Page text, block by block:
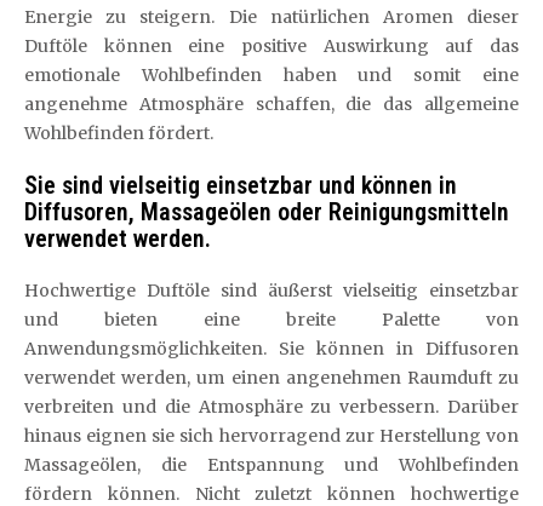
Energie zu steigern. Die natürlichen Aromen dieser
Duftöle können eine positive Auswirkung auf das
emotionale Wohlbefinden haben und somit eine
angenehme Atmosphäre schaffen, die das allgemeine
Wohlbefinden fördert.
Sie sind vielseitig einsetzbar und können in
Diffusoren, Massageölen oder Reinigungsmitteln
verwendet werden.
Hochwertige Duftöle sind äußerst vielseitig einsetzbar
und bieten eine breite Palette von
Anwendungsmöglichkeiten. Sie können in Diffusoren
verwendet werden, um einen angenehmen Raumduft zu
verbreiten und die Atmosphäre zu verbessern. Darüber
hinaus eignen sie sich hervorragend zur Herstellung von
Massageölen, die Entspannung und Wohlbefinden
fördern können. Nicht zuletzt können hochwertige